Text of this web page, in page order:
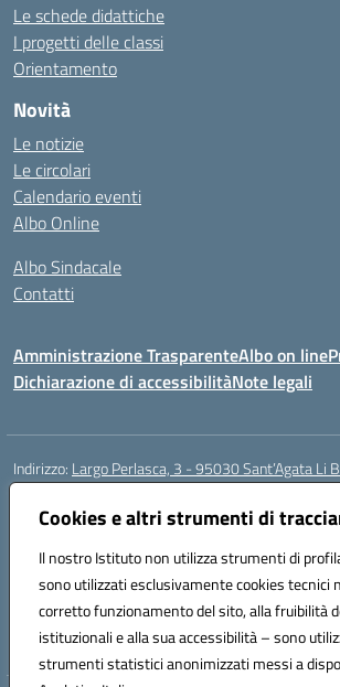
Cookies e altri strumenti di
Il nostro Istituto non utilizza strumenti di
sono utilizzati esclusivamente cookies tecnici
corretto funzionamento del sito, alla fruibilità
istituzionali e alla sua accessibilità – sono
strumenti statistici anonimizzati messi a
Le schede didattiche
I progetti delle classi
Orientamento
Novità
Le notizie
Le circolari
Calendario eventi
Albo Online
Albo Sindacale
Contatti
Amministrazione TrasparenteAlbo on line
Dichiarazione di accessibilitàNote legali
Indirizzo: Largo Perlasca, 3 - 95030 Sant’Agata Li
Centralino:
Posta elettronica certificata (PEC):
Codice fiscale: 93253680875
Codice meccanografico:CTIC8BL002
Codice Indice delle Pubbliche Amministrazioni (IPA):
Codice unico di fatturazione (CUF): F8M4AH